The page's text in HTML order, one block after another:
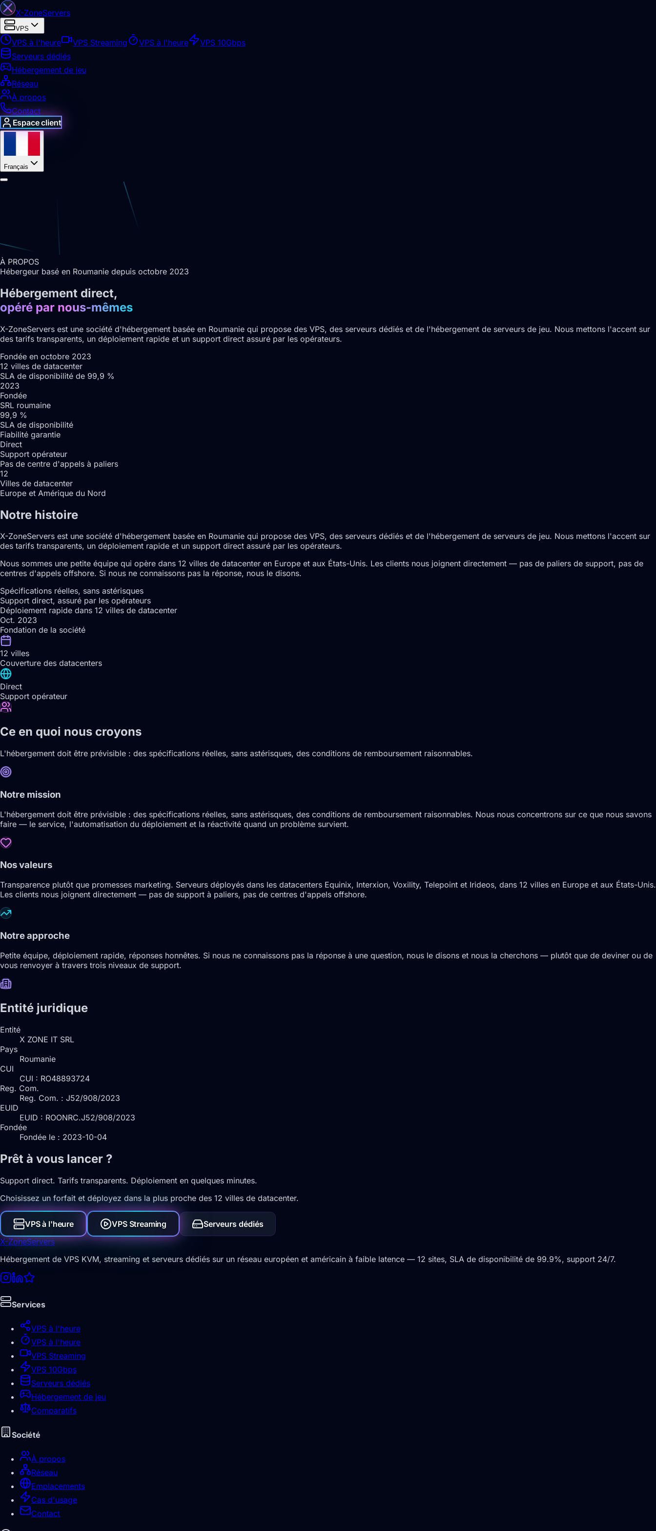
X-ZoneServers
VPS
VPS à l'heure VPS Streaming VPS à l'heure
VPS 10Gbps
Serveurs dédiés
Hébergement de jeu
Réseau
À propos
Contact
Espace client
Français
À PROPOS
Hébergeur basé en Roumanie depuis octobre 2023
Hébergement direct,
opéré par nous-mêmes
X-ZoneServers est une société d'hébergement basée en Roumanie qui propose des VPS, des serveurs dédiés et de l'hébergement de serveurs de jeu. Nous mettons l'accent sur
des tarifs transparents, un déploiement rapide et un support direct assuré par les opérateurs.
Fondée en octobre 2023
12 villes de datacenter
SLA de disponibilité de 99,9 %
2023
Fondée
SRL roumaine
99,9 %
SLA de disponibilité
Fiabilité garantie
Direct
Support opérateur
Pas de centre d'appels à paliers
12
Villes de datacenter
Europe et Amérique du Nord
Notre histoire
X-ZoneServers est une société d'hébergement basée en Roumanie qui propose des VPS, des serveurs dédiés et de l'hébergement de serveurs de jeu. Nous mettons l'accent sur
des tarifs transparents, un déploiement rapide et un support direct assuré par les opérateurs.
Nous sommes une petite équipe qui opère dans 12 villes de datacenter en Europe et aux États-Unis. Les clients nous joignent directement — pas de paliers de support, pas de
centres d'appels offshore. Si nous ne connaissons pas la réponse, nous le disons.
Spécifications réelles, sans astérisques
Support direct, assuré par les opérateurs
Déploiement rapide dans 12 villes de datacenter
Oct. 2023
Fondation de la société
12 villes
Couverture des datacenters
Direct
Support opérateur
Ce en quoi nous croyons
L'hébergement doit être prévisible : des spécifications réelles, sans astérisques, des conditions de remboursement raisonnables.
Notre mission
L'hébergement doit être prévisible : des spécifications réelles, sans astérisques, des conditions de remboursement raisonnables. Nous nous concentrons sur ce que nous savons
faire — le service, l'automatisation du déploiement et la réactivité quand un problème survient.
Nos valeurs
Transparence plutôt que promesses marketing. Serveurs déployés dans les datacenters Equinix, Interxion, Voxility, Telepoint et Irideos, dans 12 villes en Europe et aux États-Unis.
Les clients nous joignent directement — pas de support à paliers, pas de centres d'appels offshore.
Notre approche
Petite équipe, déploiement rapide, réponses honnêtes. Si nous ne connaissons pas la réponse à une question, nous le disons et nous la cherchons — plutôt que de deviner ou de
vous renvoyer à travers trois niveaux de support.
Entité juridique
Entité
X ZONE IT SRL
Pays
Roumanie
CUI
CUI : RO48893724
Reg. Com.
Reg. Com. : J52/908/2023
EUID
EUID : ROONRC.J52/908/2023
Fondée
Fondée le : 2023-10-04
Prêt à vous lancer ?
Support direct. Tarifs transparents. Déploiement en quelques minutes.
Choisissez un forfait et déployez dans la plus proche des 12 villes de datacenter.
VPS à l'heure VPS Streaming
Serveurs dédiés
X-ZoneServers
Hébergement de VPS KVM, streaming et serveurs dédiés sur un réseau européen et américain à faible latence — 12 sites, SLA de disponibilité de 99.9%, support 24/7.
Services
VPS à l'heure
VPS à l'heure
VPS Streaming
VPS 10Gbps
Serveurs dédiés
Hébergement de jeu
Comparatifs
Société
À propos
Réseau
Emplacements
Cas d'usage
Contact